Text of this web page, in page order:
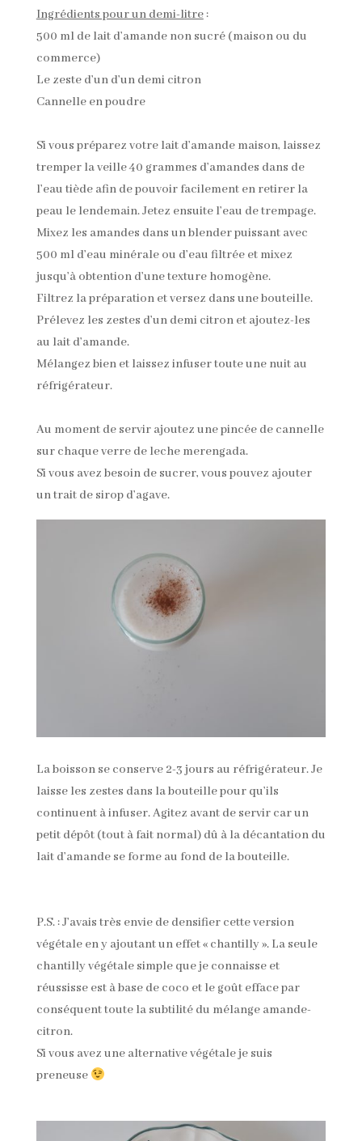
Ingrédients pour un demi-litre:
500 ml de lait d’amande non sucré (maison ou du
commerce)
Le zeste d’un d’un demi citron
Cannelle en poudre
Si vous préparez votre lait d’amande maison, laissez
tremper la veille 40 grammes d’amandes dans de
l’eau tiède afin de pouvoir facilement en retirer la
peau le lendemain. Jetez ensuite l’eau de trempage.
Mixez les amandes dans un blender puissant avec
500 ml d’eau minérale ou d’eau filtrée et mixez
jusqu’à obtention d’une texture homogène.
Filtrez la préparation et versez dans une bouteille.
Prélevez les zestes d’un demi citron et ajoutez-les
au lait d’amande.
Mélangez bien et laissez infuser toute une nuit au
réfrigérateur.
Au moment de servir ajoutez une pincée de cannelle
sur chaque verre de leche merengada.
Si vous avez besoin de sucrer, vous pouvez ajouter
un trait de sirop d’agave.
La boisson se conserve 2-3 jours au réfrigérateur. Je
laisse les zestes dans la bouteille pour qu’ils
continuent à infuser. Agitez avant de servir car un
petit dépôt (tout à fait normal) dû à la décantation du
lait d’amande se forme au fond de la bouteille.
P.S. : J’avais très envie de densifier cette version
végétale en y ajoutant un effet « chantilly ». La seule
chantilly végétale simple que je connaisse et
réussisse est à base de coco et le goût efface par
conséquent toute la subtilité du mélange amande-
citron.
Si vous avez une alternative végétale je suis
preneuse